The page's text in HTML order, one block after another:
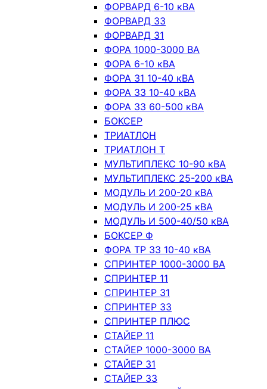
ФОРВАРД 6-10 кВА
ФОРВАРД 33
ФОРВАРД 31
ФОРА 1000-3000 ВА
ФОРА 6-10 кВА
ФОРА 31 10-40 кВА
ФОРА 33 10-40 кВА
ФОРА 33 60-500 кВА
БОКСЕР
ТРИАТЛОН
ТРИАТЛОН Т
МУЛЬТИПЛЕКС 10-90 кВА
МУЛЬТИПЛЕКС 25-200 кВА
МОДУЛЬ И 200-20 кВА
МОДУЛЬ И 200-25 кВА
МОДУЛЬ И 500-40/50 кВА
БОКСЕР Ф
ФОРА ТР 33 10-40 кВА
СПРИНТЕР 1000-3000 ВА
СПРИНТЕР 11
СПРИНТЕР 31
СПРИНТЕР 33
СПРИНТЕР ПЛЮС
СТАЙЕР 11
СТАЙЕР 1000-3000 ВА
СТАЙЕР 31
СТАЙЕР 33